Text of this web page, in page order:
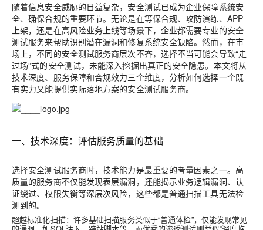
随着信息安全威胁的日益复杂，安全测试已成为企业保障系统安
全、确保合规的重要环节。无论是在等保合规、攻防演练、APP
上架，还是在高风险业务上线等场景下，企业都需要专业的安全
测试服务来帮助识别潜在漏洞和修复系统安全缺陷。然而，在市
场上，不同的安全测试服务商层次不齐，选择不当可能会导致“走
过场”式的安全测试，未能深入挖掘出真正的安全隐患。本文将从
技术深度、服务保障和合规效力三个维度，分析如何选择一个既
有实力又能提供实际落地方案的安全测试服务商。
一、技术深度：评估服务质量的基础
选择安全测试服务商时，技术能力是最重要的考量因素之一。高
质量的服务商不仅能发现表层漏洞，还能揭示业务逻辑漏洞、认
证绕过、权限失衡等深层次风险，这些都是普通扫描工具无法检
测到的。
超越标准化扫描：许多基础扫描服务类似于“普通体检”，仅能发现常见